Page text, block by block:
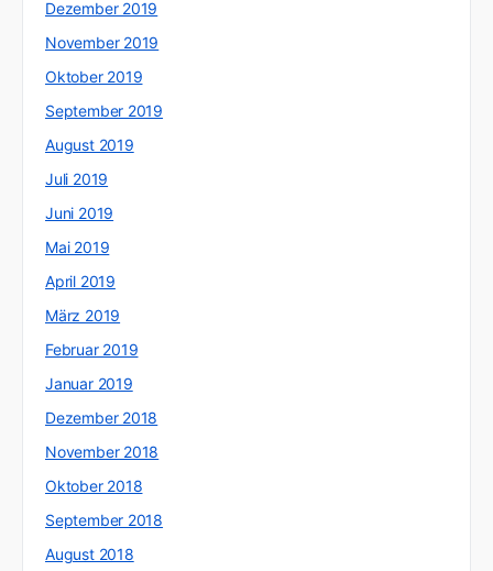
Dezember 2019
November 2019
Oktober 2019
September 2019
August 2019
Juli 2019
Juni 2019
Mai 2019
April 2019
März 2019
Februar 2019
Januar 2019
Dezember 2018
November 2018
Oktober 2018
September 2018
August 2018